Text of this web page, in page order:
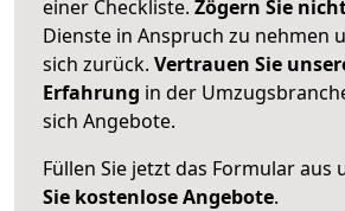
einer Checkliste. Zögern Sie
Dienste in Anspruch zu nehmen
sich zurück. Vertrauen Sie
Erfahrung in der
sich Angebote.
Füllen Sie jetzt das Formular aus
Sie kostenlose Angebote.